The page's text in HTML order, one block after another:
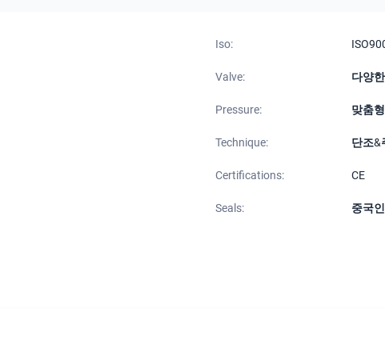
Iso:
Valve: 다양
Pressure: 맞춤형
Technique: 단조&
Certifications: CE
Seals: 중국인